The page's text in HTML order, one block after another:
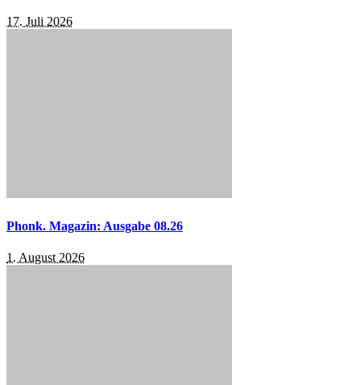
17. Juli 2026
Phonk. Magazin: Ausgabe 08.26
1. August 2026